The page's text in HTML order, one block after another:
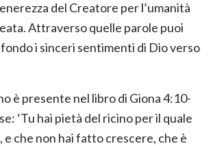
del Creatore per l’umanità
Attraverso quelle parole puoi
i sinceri sentimenti di Dio verso
è presente nel libro di Giona 4:10-
‘Tu hai pietà del ricino per il quale
e che non hai fatto crescere, che è